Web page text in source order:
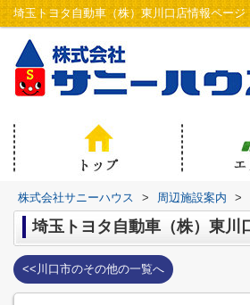
株式会社サニーハウス > 周辺施設案内 >
埼玉トヨタ自動車（株）東川
<<川口市のその他の一覧へ